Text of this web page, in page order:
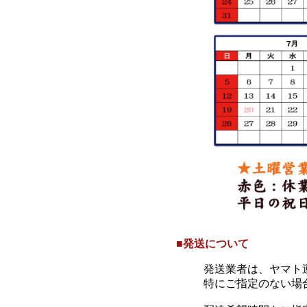
■発送について
発送業者は、ヤマト
特にご指定のない場